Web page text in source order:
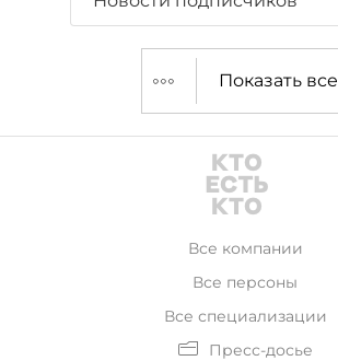
Показать все
Все компании
Все персоны
Все специализации
Пресс-досье